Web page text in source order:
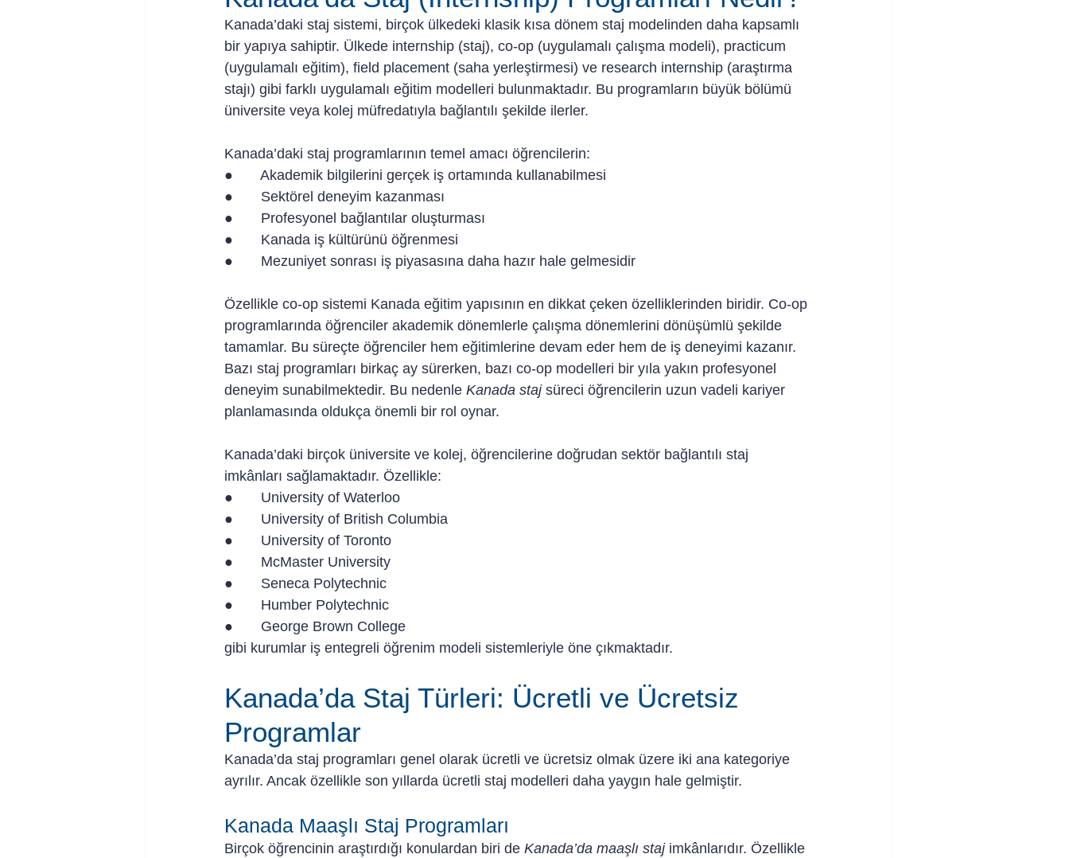
Kanada’daki staj sistemi, birçok ülkedeki klasik kısa dönem staj modelinden daha kapsamlı
bir yapıya sahiptir. Ülkede internship (staj), co-op (uygulamalı çalışma modeli), practicum
(uygulamalı eğitim), field placement (saha yerleştirmesi) ve research internship (araştırma
stajı) gibi farklı uygulamalı eğitim modelleri bulunmaktadır. Bu programların büyük bölümü
üniversite veya kolej müfredatıyla bağlantılı şekilde ilerler.
Kanada’daki staj programlarının temel amacı öğrencilerin:
●       Akademik bilgilerini gerçek iş ortamında kullanabilmesi
●       Sektörel deneyim kazanması
●       Profesyonel bağlantılar oluşturması
●       Kanada iş kültürünü öğrenmesi
●       Mezuniyet sonrası iş piyasasına daha hazır hale gelmesidir
Özellikle co-op sistemi Kanada eğitim yapısının en dikkat çeken özelliklerinden biridir. Co-op
programlarında öğrenciler akademik dönemlerle çalışma dönemlerini dönüşümlü şekilde
tamamlar. Bu süreçte öğrenciler hem eğitimlerine devam eder hem de iş deneyimi kazanır.
Bazı staj programları birkaç ay sürerken, bazı co-op modelleri bir yıla yakın profesyonel
deneyim sunabilmektedir. Bu nedenle Kanada staj süreci öğrencilerin uzun vadeli kariyer
planlamasında oldukça önemli bir rol oynar.
Kanada’daki birçok üniversite ve kolej, öğrencilerine doğrudan sektör bağlantılı staj
imkânları sağlamaktadır. Özellikle:
●       University of Waterloo
●       University of British Columbia
●       University of Toronto
●       McMaster University
●       Seneca Polytechnic
●       Humber Polytechnic
●       George Brown College
gibi kurumlar iş entegreli öğrenim modeli sistemleriyle öne çıkmaktadır.
Kanada’da Staj Türleri: Ücretli ve Ücretsiz
Programlar
Kanada’da staj programları genel olarak ücretli ve ücretsiz olmak üzere iki ana kategoriye
ayrılır. Ancak özellikle son yıllarda ücretli staj modelleri daha yaygın hale gelmiştir.
Kanada Maaşlı Staj Programları
Birçok öğrencinin araştırdığı konulardan biri de Kanada’da maaşlı staj imkânlarıdır. Özellikle